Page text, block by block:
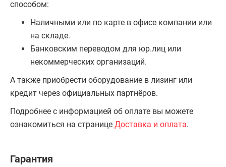
способом:
Наличными или по карте в офисе компании или
на складе.
Банковским переводом для юр.лиц или
некоммерческих организаций.
А также приобрести оборудование в лизинг или
кредит через официальных партнёров.
Подробнее с информацией об оплате вы можете
ознакомиться на странице Доставка и оплата.
Гарантия